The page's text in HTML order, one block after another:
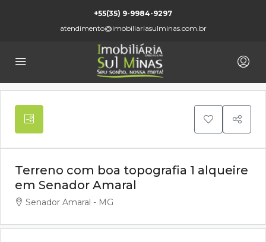
+55(35) 9-9984-9297
atendimento@imobiliariasulminas.com.br
Terreno com boa topografia 1 alqueire
em Senador Amaral
Senador Amaral - MG